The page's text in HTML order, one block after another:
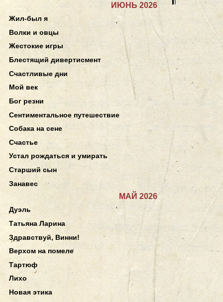
ИЮНЬ 2026
Жил-был я
Волки и овцы
Жестокие игры
Блестящий дивертисмент
Счастливые дни
Мой век
Бог резни
Сентиментальное путешествие
Собака на сене
Счастье
Устал рождаться и умирать
Старший сын
Занавес
МАЙ 2026
Дуэль
Татьяна Ларина
Здравствуй, Винни!
Верхом на помеле
Тартюф
Лихо
Новая этика